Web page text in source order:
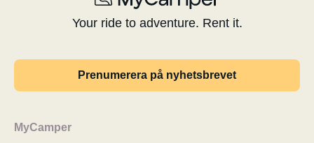
Your ride to adventure. Rent it.
Prenumerera på nyhetsbrevet
MyCamper